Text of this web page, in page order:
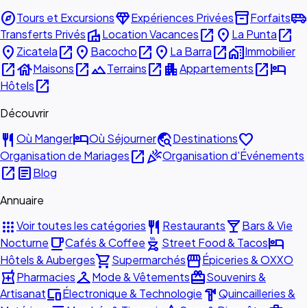
exploreTours et ExcursionsdiamondExpériences Privéesinventory_2Forfaitsairport_shuttle
Transferts PrivésvillaLocation Vacancesopen_in_new place La Puntaopen_in_new
place Zicatelaopen_in_new place Bacochoopen_in_new place La Barraopen_in_newhome_workImmobilier
open_in_newhouseMaisonsopen_in_newlandscapeTerrainsopen_in_new apartmentAppartementsopen_in_newhotel
Hôtelsopen_in_new
Découvrir
restaurant Où MangerhotelOù Séjournertravel_exploreDestinationsfavorite
Organisation de Mariagesopen_in_newcelebrationOrganisation d'Événements
open_in_new articleBlog
Annuaire
appsVoir toutes les catégories restaurant Restaurantslocal_barBars & Vie
Nocturne local_cafeCafés & Coffee outdoor_grill Street Food & Tacoshotel
Hôtels & Aubergesshopping_cartSupermarchésstorefrontÉpiceries & OXXO
local_pharmacyPharmaciescheckroomMode & VêtementsredeemSouvenirs &
ArtisanatdevicesÉlectronique & Technologie hardwareQuincailleries &